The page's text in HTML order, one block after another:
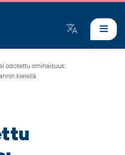
odotettu ominaisuus:
kielellä